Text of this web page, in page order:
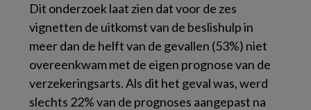
Dit onderzoek laat zien dat voor de zes
vignetten de uitkomst van de beslishulp in
meer dan de helft van de gevallen (53%) niet
overeenkwam met de eigen prognose van de
verzekeringsarts. Als dit het geval was, werd
slechts 22% van de prognoses aangepast na